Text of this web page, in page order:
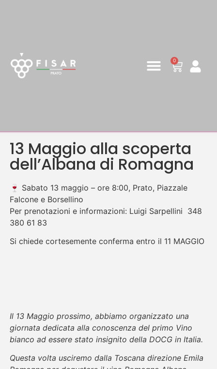
0
13 Maggio alla scoperta
dell’Albana di Romagna
🍷 Sabato 13 maggio – ore 8:00, Prato, Piazzale
Falcone e Borsellino
Per prenotazioni e informazioni: Luigi Sarpellini 348
380 61 83
Si chiede cortesemente conferma entro il 11 MAGGIO
Il 13 Maggio prossimo, abbiamo organizzato una
giornata dedicata alla conoscenza del primo Vino
bianco ad essere stato insignito della DOCG in Italia.
Questa volta usciremo dalla Toscana direzione Emila